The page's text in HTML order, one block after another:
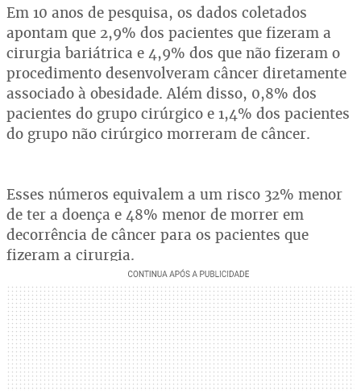
Em 10 anos de pesquisa, os dados coletados
apontam que 2,9% dos pacientes que fizeram a
cirurgia bariátrica e 4,9% dos que não fizeram o
procedimento desenvolveram câncer diretamente
associado à obesidade. Além disso, 0,8% dos
pacientes do grupo cirúrgico e 1,4% dos pacientes
do grupo não cirúrgico morreram de câncer.
Esses números equivalem a um risco 32% menor
de ter a doença e 48% menor de morrer em
decorrência de câncer para os pacientes que
fizeram a cirurgia.